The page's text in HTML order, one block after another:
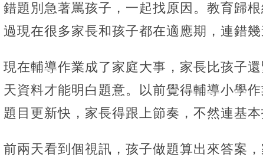
錯題別急著罵孩子，一起找原因。教育歸
過現在很多家長和孩子都在適應期，連錯幾
現在輔導作業成了家庭大事，家長比孩子
天資料才能明白題意。以前覺得輔導小學
題目更新快，家長得跟上節奏，不然連基本
前兩天看到個視訊，孩子做題算出來答案